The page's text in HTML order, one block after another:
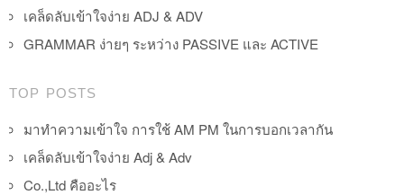
เคล็ดลับเข้าใจง่าย ADJ & ADV
GRAMMAR ง่ายๆ ระหว่าง PASSIVE และ ACTIVE
TOP POSTS
มาทำความเข้าใจ การใช้ AM PM ในการบอกเวลากัน
เคล็ดลับเข้าใจง่าย Adj & Adv
Co.,Ltd คืออะไร